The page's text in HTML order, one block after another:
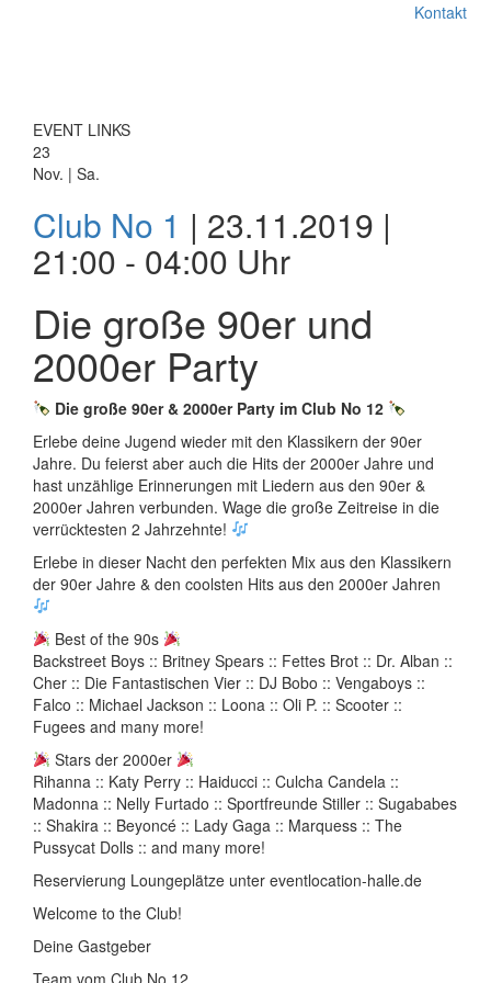
Kontakt
EVENT LINKS
23
Nov. | Sa.
Club No 1 | 23.11.2019 |
21:00 - 04:00 Uhr
Die große 90er und
2000er Party
Die große 90er & 2000er Party im Club No 12
Erlebe deine Jugend wieder mit den Klassikern der 90er
Jahre. Du feierst aber auch die Hits der 2000er Jahre und
hast unzählige Erinnerungen mit Liedern aus den 90er &
2000er Jahren verbunden. Wage die große Zeitreise in die
verrücktesten 2 Jahrzehnte!
Erlebe in dieser Nacht den perfekten Mix aus den Klassikern
der 90er Jahre & den coolsten Hits aus den 2000er Jahren
Best of the 90s
Backstreet Boys :: Britney Spears :: Fettes Brot :: Dr. Alban ::
Cher :: Die Fantastischen Vier :: DJ Bobo :: Vengaboys ::
Falco :: Michael Jackson :: Loona :: Oli P. :: Scooter ::
Fugees and many more!
Stars der 2000er
Rihanna :: Katy Perry :: Haiducci :: Culcha Candela ::
Madonna :: Nelly Furtado :: Sportfreunde Stiller :: Sugababes
:: Shakira :: Beyoncé :: Lady Gaga :: Marquess :: The
Pussycat Dolls :: and many more!
Reservierung Loungeplätze unter eventlocation-halle.de
Welcome to the Club!
Deine Gastgeber
Team vom Club No 12